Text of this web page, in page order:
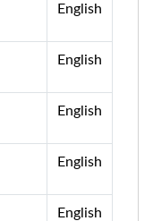
English
English
English
English
English